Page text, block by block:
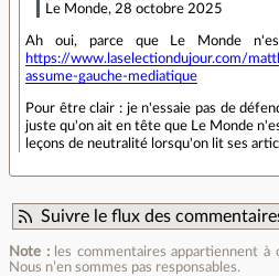
Le Monde, 28 octobre 2025
Ah oui, parce que Le Monde
https://www.laselectiondujour.com/
assume-gauche-mediatique
Pour être clair : je n'essaie pas de
juste qu'on ait en tête que Le Monde
leçons de neutralité lorsqu'on lit ses
Suivre le flux des
Note :les commentaires appartiennent à
Nous n’en sommes pas responsables.